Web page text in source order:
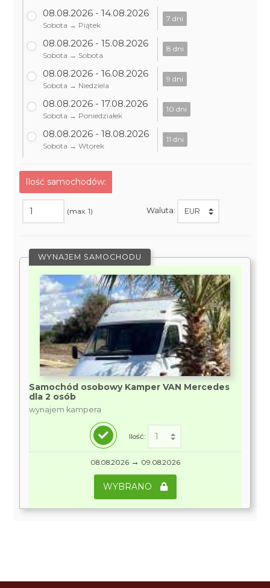
08.08.2026 - 14.08.2026
Sobota → Piątek
7 dni
08.08.2026 - 15.08.2026
Sobota → Sobota
8 dni
08.08.2026 - 16.08.2026
Sobota → Niedziela
9 dni
08.08.2026 - 17.08.2026
Sobota → Poniedziałek
10 dni
08.08.2026 - 18.08.2026
Sobota → Wtorek
11 dni
Ilość samochodów:
(max. 1) Waluta:
WYNAJEM SAMOCHODU
Samochód osobowy Kamper VAN Mercedes
dla 2 osób
wynajem kampera
Ilość:
08.08.2026 → 09.08.2026
WYBRANO